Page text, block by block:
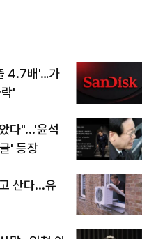
4.7배'…가
'
다"...'윤석
' 등장
산다...유